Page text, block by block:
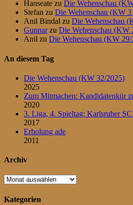
Hanseate zu Die Wehenschau
Stefan zu Die Wehenschau (KW
Anil Bindal zu Die Wehenschau
Gunnarzu Die Wehenschau (KW
Anil zu Die Wehenschau (KW
An diesem Tag
Die Wehenschau (KW 32/2025)
2025
Zum Mitmachen: Kandidatenkür
2020
3. Liga, 4. Spieltag: Karlsruher
2017
Erholung ade
2011
Archiv
Archiv
Kategorien